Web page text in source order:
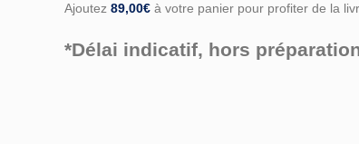
Ajoutez 89,00€ à votre panier pour profiter de la
*Délai indicatif, hors